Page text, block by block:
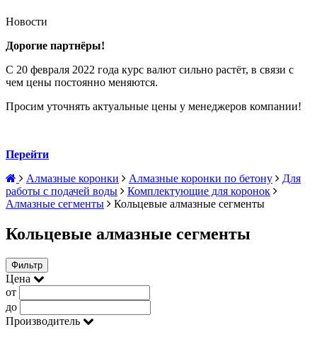
Новости
Дорогие партнёры!
С 20 февраля 2022 года курс валют сильно растёт, в связи с
чем цены постоянно меняются.
Просим уточнять актуальные цены у менеджеров компании!
Перейти
Алмазные коронки
Алмазные коронки по бетону
Для
работы с подачей воды
Комплектующие для коронок
Алмазные сегменты
Кольцевые алмазные сегменты
Кольцевые алмазные сегменты
Фильтр
Цена
от
до
Производитель